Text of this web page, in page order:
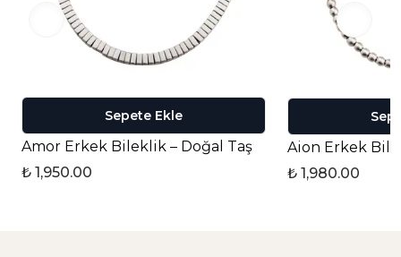
Sepete Ekle
Amor Erkek Bileklik – Doğal Taş
₺ 1,950.00
Aion Erkek
₺ 1,980.00